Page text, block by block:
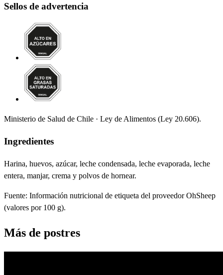
Sellos de advertencia
Ministerio de Salud de Chile · Ley de Alimentos (Ley 20.606).
Ingredientes
Harina, huevos, azúcar, leche condensada, leche evaporada, leche
entera, manjar, crema y polvos de hornear.
Fuente: Información nutricional de etiqueta del proveedor OhSheep
(valores por 100 g).
Más de postres